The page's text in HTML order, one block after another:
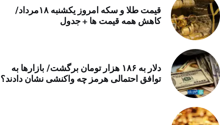
قیمت طلا و سکه امروز یکشنبه ۱۸مرداد/
کاهش همه قیمت ها + جدول
دلار به ۱۸۶ هزار تومان برگشت/ بازارها به
توافق احتمالی هرمز چه واکنشی نشان دادند؟